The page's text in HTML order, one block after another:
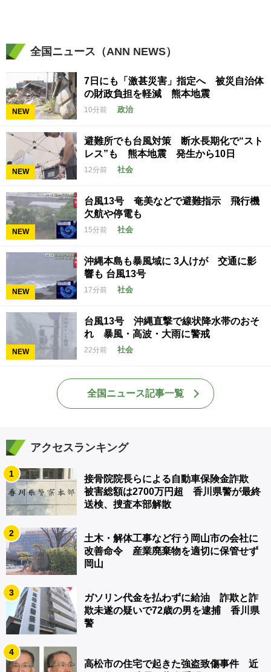
全国ニュース（ANN NEWS）
NEW
7日にも「激甚災害」指定へ 被災自治体
の財政負担を軽減 熊本地震
10分前 政治
NEW
避難所でも台風対策 断水長期化で“スト
レス”も 熊本地震 発生から10日
12分前 社会
NEW
台風13号 奄美などで避難指示 飛行機
欠航や停電も
15分前 社会
NEW
沖縄本島も暴風域に 3人けが 交通に影
響も 台風13号
17分前 社会
NEW
台風13号 沖縄直撃で線状降水帯のおそ
れ 暴風・高波・大雨に警戒
22分前 社会
全国ニュース記事一覧
アクセスランキング
1
接骨院院長らによる自動車保険金詐欺
被害総額は2700万円超 香川県警が最終
送検、捜査本部解散
2
土木・解体工事など行う岡山市の会社に
改善命令 産業廃棄物を適切に保管せず
岡山
3
ガソリン代金を払わずに給油 詐欺と詐
欺未遂の疑いで72歳の男を逮捕 香川県
警
4
高松市の住宅で起きた強盗致傷事件 近